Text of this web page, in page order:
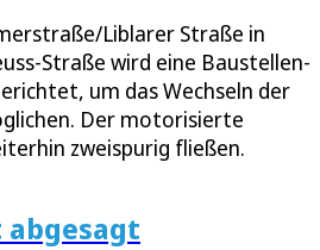
Liblarer Straße in
Straße wird eine Baustellen-
um das Wechseln der
Der motorisierte
zweispurig fließen.